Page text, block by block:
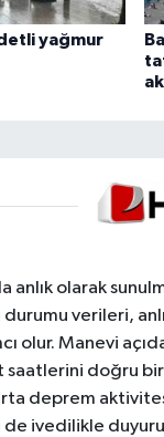
yağmur
olarak
verileri,
olur. Manevi
saatlerini doğru
deprem
ivedilikle